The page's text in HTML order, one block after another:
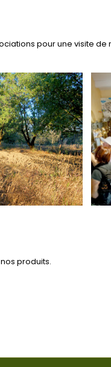
pour une visite de
produits.